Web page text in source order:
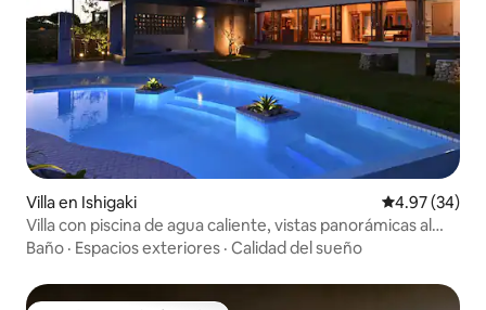
Villa en Ishigaki Calificación
4.97 (34)
Villa con piscina de agua caliente, vistas panorámicas al
mar, instalaciones para barbacoa, capacidad para 8
padres), Ishigaki Hills
Baño · Espacios exteriores · Calidad del sueño